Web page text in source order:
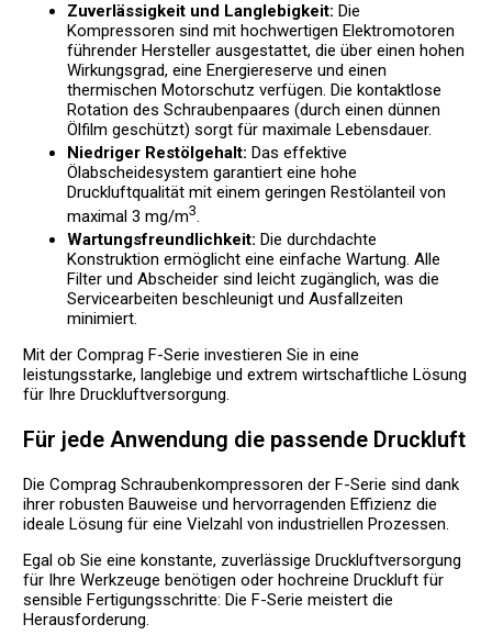
Zuverlässigkeit und Langlebigkeit: Die
Kompressoren sind mit hochwertigen Elektromotoren
führender Hersteller ausgestattet, die über einen hohen
Wirkungsgrad, eine Energiereserve und einen
thermischen Motorschutz verfügen. Die kontaktlose
Rotation des Schraubenpaares (durch einen dünnen
Ölfilm geschützt) sorgt für maximale Lebensdauer.
Niedriger Restölgehalt: Das effektive
Ölabscheidesystem garantiert eine hohe
Druckluftqualität mit einem geringen Restölanteil von
maximal 3 mg/m3.
Wartungsfreundlichkeit: Die durchdachte
Konstruktion ermöglicht eine einfache Wartung. Alle
Filter und Abscheider sind leicht zugänglich, was die
Servicearbeiten beschleunigt und Ausfallzeiten
minimiert.
Mit der Comprag F-Serie investieren Sie in eine
leistungsstarke, langlebige und extrem wirtschaftliche Lösung
für Ihre Druckluftversorgung.
Für jede Anwendung die passende Druckluft
Die Comprag Schraubenkompressoren der F-Serie sind dank
ihrer robusten Bauweise und hervorragenden Effizienz die
ideale Lösung für eine Vielzahl von industriellen Prozessen.
Egal ob Sie eine konstante, zuverlässige Druckluftversorgung
für Ihre Werkzeuge benötigen oder hochreine Druckluft für
sensible Fertigungsschritte: Die F-Serie meistert die
Herausforderung.